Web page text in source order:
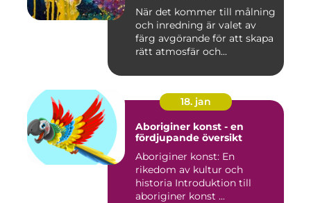
När det kommer till målning
och inredning är valet av
färg avgörande för att skapa
rätt atmosfär och...
18. jan
Aboriginer konst - en
fördjupande översikt
Aboriginer konst: En
rikedom av kultur och
historia Introduktion till
aboriginer konst ...